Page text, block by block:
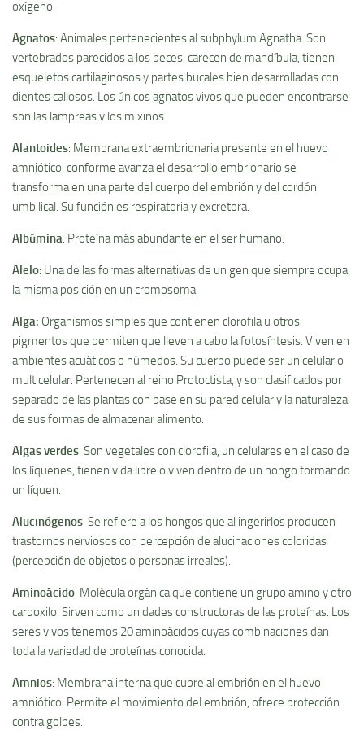
oxí­geno.
Agnatos: Animales pertenecientes al subphylum Agnatha. Son
vertebrados parecidos a los peces, carecen de mandí­bula, tienen
esqueletos cartilaginosos y partes bucales bien desarrolladas con
dientes callosos. Los únicos agnatos vivos que pueden encontrarse
son las lampreas y los mixinos.
Alantoides: Membrana extraembrionaria presente en el huevo
amniótico, conforme avanza el desarrollo embrionario se
transforma en una parte del cuerpo del embrión y del cordón
umbilical. Su función es respiratoria y excretora.
Albúmina: Proteí­na más abundante en el ser humano.
Alelo: Una de las formas alternativas de un gen que siempre ocupa
la misma posición en un cromosoma.
Alga: Organismos simples que contienen clorofila u otros
pigmentos que permiten que lleven a cabo la fotosí­ntesis. Viven en
ambientes acuáticos o húmedos. Su cuerpo puede ser unicelular o
multicelular. Pertenecen al reino Protoctista, y son clasificados por
separado de las plantas con base en su pared celular y la naturaleza
de sus formas de almacenar alimento.
Algas verdes: Son vegetales con clorofila, unicelulares en el caso de
los lí­quenes, tienen vida libre o viven dentro de un hongo formando
un lí­quen.
Alucinógenos: Se refiere a los hongos que al ingerirlos producen
trastornos nerviosos con percepción de alucinaciones coloridas
(percepción de objetos o personas irreales).
Aminoácido: Molécula orgánica que contiene un grupo amino y otro
carboxilo. Sirven como unidades constructoras de las proteí­nas. Los
seres vivos tenemos 20 aminoácidos cuyas combinaciones dan
toda la variedad de proteí­nas conocida.
Amnios: Membrana interna que cubre al embrión en el huevo
amniótico. Permite el movimiento del embrión, ofrece protección
contra golpes.